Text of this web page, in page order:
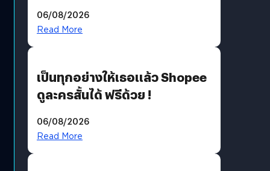
?
06/08/2026
Read More
เป็นทุกอย่างให้เธอแล้ว Shopee
ดูละครสั้นได้ ฟรีด้วย !
06/08/2026
Read More